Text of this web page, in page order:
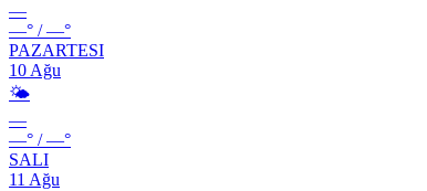
—
—° / —°
PAZARTESI
10 Ağu
🌤️
—
—° / —°
SALI
11 Ağu